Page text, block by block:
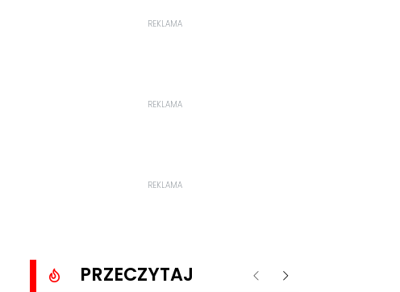
REKLAMA
REKLAMA
REKLAMA
PRZECZYTAJ Poprzednie
Następne